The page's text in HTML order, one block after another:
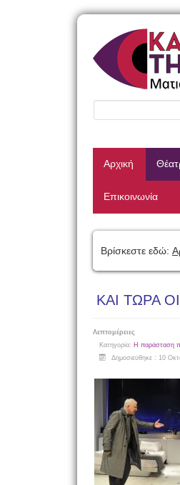
Αρχική
Επικοινωνία
Βρίσκεστε εδώ:
ΚΑΙ ΤΩΡΑ
Λεπτομέρειες
Κατηγορία: Η παράσταση
Δημοσιεύθηκε : 10